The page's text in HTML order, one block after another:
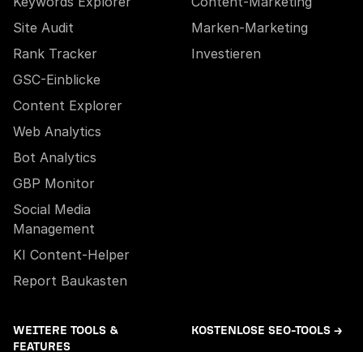
Site Audit
Rank Tracker
GSC-Einblicke
Content Explorer
Web Analytics
Bot Analytics
GBP Monitor
Social Media
Management
KI Content-Helper
Report Baukasten
Marken-Marketing
Investieren
WEITERE TOOLS &
FEATURES
KOSTENLOSE SEO-TOOLS →